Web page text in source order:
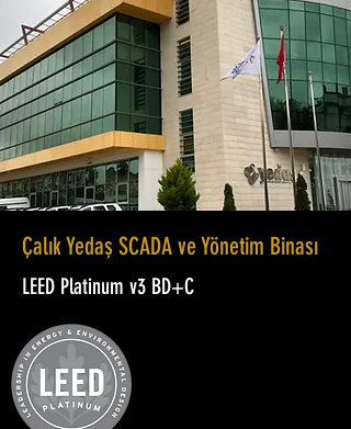
Çalık Yedaş SCADA ve Yönetim Binası
LEED Platinum v3 BD+C